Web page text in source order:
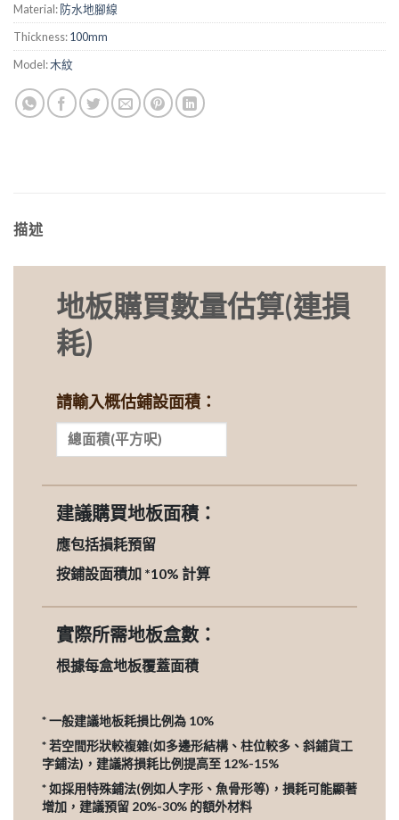
Material: 防水地腳線
Thickness:100mm
Model:木紋
描述
地板購買數量估算(連損
耗)
請輸入概估鋪設面積：
建議購買地板面積：
應包括損耗預留
按鋪設面積加 *10% 計算
實際所需地板盒數：
根據每盒地板覆蓋面積
* 一般建議地板耗損比例為 10%
* 若空間形狀較複雜(如多邊形結構、柱位較多、斜鋪貨工
字鋪法)，建議將損耗比例提高至 12%-15%
* 如採用特殊鋪法(例如人字形、魚骨形等)，損耗可能顯著
增加，建議預留 20%-30% 的額外材料